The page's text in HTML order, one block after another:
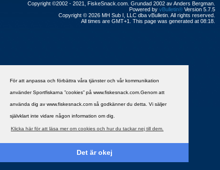
För att anpassa och förbättra våra tjänster och vår kommunikation
använder Sportfiskarna ”cookies” på www.fiskesnack.com.Genom att
använda dig av www.fiskesnack.com så godkänner du detta. Vi säljer
självklart inte vidare någon information om dig.
Klicka här för att läsa mer om cookies och hur du tackar nej till dem.
Det är okej
Copyright ©2002 - 2021, FiskeSnack.com. Grundad 2002 av Anders Bergman.
Powered by vBulletin® Version 5.7.5
Copyright © 2026 MH Sub I, LLC dba vBulletin. All rights reserved.
All times are GMT+1. This page was generated at 08:18.